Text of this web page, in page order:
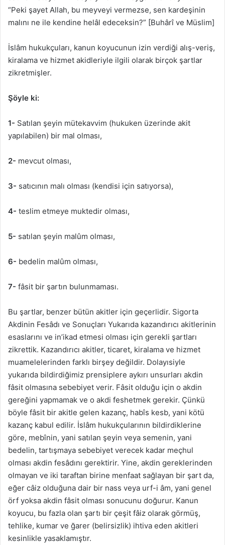
“Peki şayet Allah, bu meyveyi vermezse, sen kardeşinin
malını ne ile kendine helâl edeceksin?” [Buhârî ve Müslim]
İslâm hukukçuları, kanun koyucunun izin verdiği alış-veriş,
kiralama ve hizmet akidleriyle ilgili olarak birçok şartlar
zikretmişler.
Şöyle ki:
1- Satılan şeyin mütekavvim (hukuken üzerinde akit
yapılabilen) bir mal olması,
2- mevcut olması,
3- satıcının malı olması (kendisi için satıyorsa),
4- teslim etmeye muktedir olması,
5- satılan şeyin malûm olması,
6- bedelin malûm olması,
7- fâsit bir şartın bulunmaması.
Bu şartlar, benzer bütün akitler için geçerlidir. Sigorta
Akdinin Fesâdı ve Sonuçları Yukarıda kazandırıcı akitlerinin
esaslarını ve in’ikad etmesi olması için gerekli şartları
zikrettik. Kazandırıcı akitler, ticaret, kiralama ve hizmet
muamelelerinden farklı birşey değildir. Dolayısiyle
yukarıda bildirdiğimiz prensiplere aykırı unsurları akdin
fâsit olmasına sebebiyet verir. Fâsit olduğu için o akdin
gereğini yapmamak ve o akdi feshetmek gerekir. Çünkü
böyle fâsit bir akitle gelen kazanç, habîs kesb, yani kötü
kazanç kabul edilir. İslâm hukukçularının bildirdiklerine
göre, mebînin, yani satılan şeyin veya semenin, yani
bedelin, tartışmaya sebebiyet verecek kadar meçhul
olması akdin fesâdını gerektirir. Yine, akdin gereklerinden
olmayan ve iki taraftan birine menfaat sağlayan bir şart da,
eğer câiz olduğuna dair bir nass veya urf-i âm, yani genel
örf yoksa akdin fâsit olması sonucunu doğurur. Kanun
koyucu, bu fazla olan şartı bir çeşit fâiz olarak görmüş,
tehlike, kumar ve ğarer (belirsizlik) ihtiva eden akitleri
kesinlikle yasaklamıştır.